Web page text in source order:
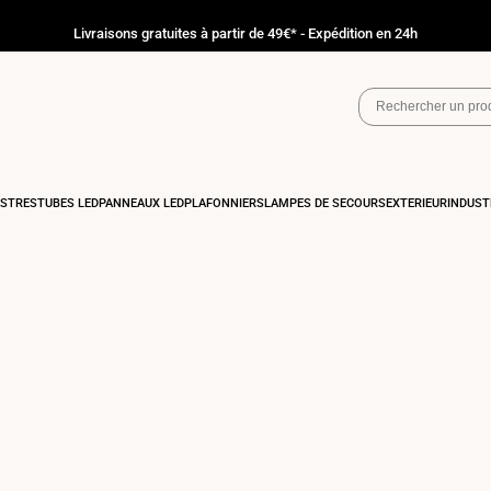
Livraisons gratuites à partir de 49€* - Expédition en 24h
TUBES LEDPANNEAUX LEDPLAFONNIERSLAMPES DE SECOURSEXTÉRIEUR